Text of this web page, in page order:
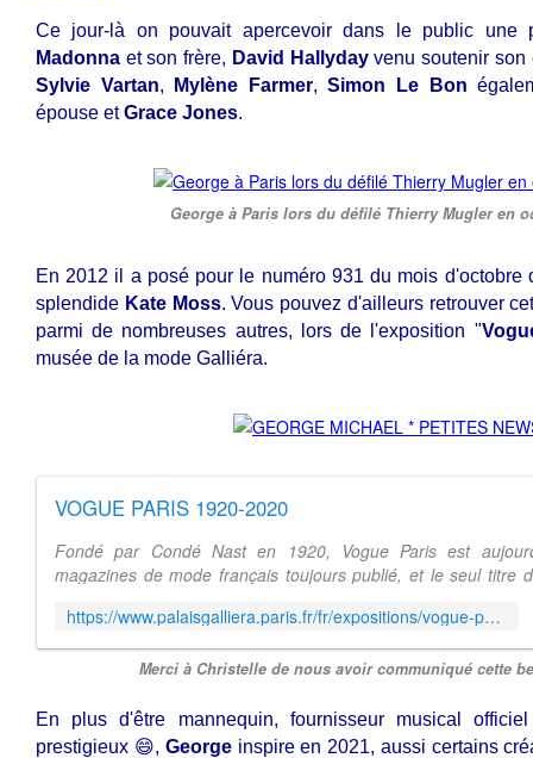
Ce jour-là on pouvait apercevoir dans le public une
Madonna et son frère, David Hallydayvenu soutenir son
Sylvie Vartan, Mylène Farmer,Simon Le Bon
épouse etGrace Jones.
George à Paris lors du défilé Thierry Mugler en
En 2012 il a posé pour le numéro 931 du mois d'octobre
splendide Kate Moss. Vous pouvez d'ailleurs retrouver
parmi de nombreuses autres, lors de l'exposition "
musée de la mode Galliéra.
VOGUE PARIS 1920-2020
Fondé par Condé Nast en 1920, Vogue Paris est
magazines de mode français toujours publié, et le seul titre
https://www.palaisgalliera.paris.fr/fr/expositions/vogue-paris-1920-2020
Merci à Christelle de nous avoir communiqué cette
En plus d'être mannequin, fournisseur musical
prestigieux 😄,George inspire en 2021, aussi certains